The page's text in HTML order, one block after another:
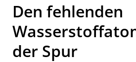
Den fehlenden
der Spur